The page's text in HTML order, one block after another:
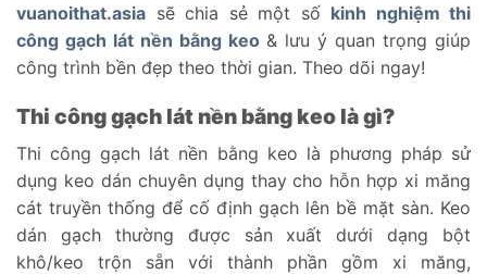
vuanoithat.asia sẽ chia sẻ một số kinh nghiệm thi
công gạch lát nền bằng keo& lưu ý quan trọng giúp
công trình bền đẹp theo thời gian. Theo dõi ngay!
Thi công gạch lát nền bằng keo là gì?
Thi công gạch lát nền bằng keo là phương pháp sử
dụng keo dán chuyên dụng thay cho hỗn hợp xi măng
cát truyền thống để cố định gạch lên bề mặt sàn. Keo
dán gạch thường được sản xuất dưới dạng bột
khô/keo trộn sẵn với thành phần gồm xi măng,